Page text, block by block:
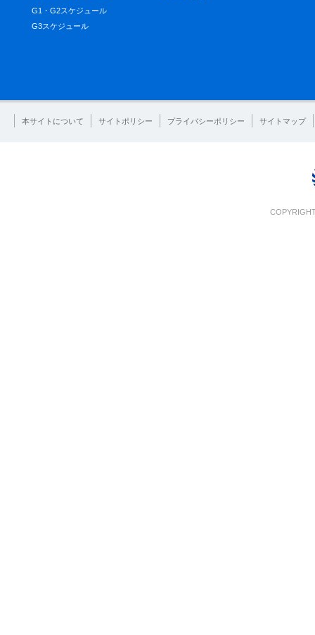
G1・G2スケジュール
G3スケジュール
本サイトについて サイトポリシー プライバシーポリシー サイトマップ